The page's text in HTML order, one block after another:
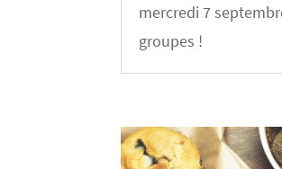
mercredi 7
groupes !